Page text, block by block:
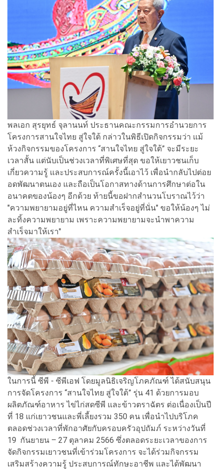
พลเอก สุรยุทธ์ จุลานนท์ ประธานคณะกรรมการอำนวยการ
โครงการสานใจไทย สู่ใจใต้ กล่าวในพิธีเปิดกิจกรรมว่า แม้
ห้วงกิจกรรมของโครงการ “สานใจไทย สู่ใจใต้” จะมีระยะ
เวลาสั้น แต่นับเป็นช่วงเวลาที่พิเศษที่สุด ขอให้เยาวชนเก็บ
เกี่ยวความรู้ และประสบการณ์ครั้งนี้เอาไว้ เพื่อนำกลับไปต่อย
อดพัฒนาตนเอง และถือเป็นโอกาสทางด้านการศึกษาต่อใน
อนาคตของน้องๆ อีกด้วย ท้ายนี้ขอฝากสำนวนโบราณไว้ว่า
"ความพยายามอยู่ที่ไหน ความสำเร็จอยู่ที่นั่น" ขอให้น้องๆ ไม่
ละทิ้งความพยายาม เพราะความพยายามจะนำพาความ
สำเร็จมาให้เรา"
ในการนี้ ซีพี - ซีพีเอฟ โดยมูลนิธิเจริญโภคภัณฑ์ ได้สนับสนุน
การจัดโครงการ “สานใจไทย สู่ใจใต้” รุ่น 41 ด้วยการมอบ
ผลิตภัณฑ์อาหาร ไข่ไก่สดซีพี และข้าวตราฉัตร ต่อเนื่องเป็นปี
ที่ 18 แก่เยาวชนและพี่เลี้ยงรวม 350 คน เพื่อนำไปบริโภค
ตลอดช่วงเวลาที่พักอาศัยกับครอบครัวอุปถัมภ์ ระหว่างวันที่
19 กันยายน – 27 ตุลาคม 2566 ซึ่งตลอดระยะเวลาของการ
จัดกิจกรรมเยาวชนที่เข้าร่วมโครงการ จะได้ร่วมกิจกรรม
เสริมสร้างความรู้ ประสบการณ์ทักษะอาชีพ และได้พัฒนา